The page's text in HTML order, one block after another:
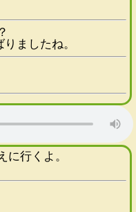
ましたね。
に行くよ。